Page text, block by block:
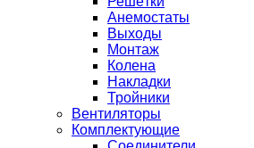
Анемостаты
Выходы
Монтаж
Колена
Накладки
Тройники
Вентиляторы
Комплектующие